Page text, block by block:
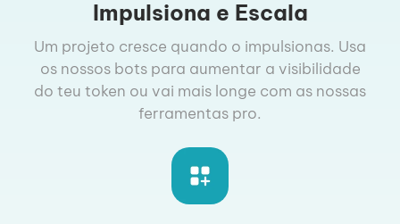
Impulsiona e Escala
Um projeto cresce quando o impulsionas. Usa
os nossos bots para aumentar a visibilidade
do teu token ou vai mais longe com as nossas
ferramentas pro.